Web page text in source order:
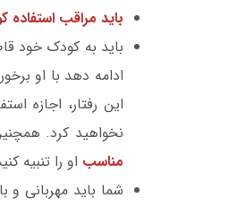
باید مراقب
باید به کودک خود
ادامه دهد با او
این رفتار، اجازه
نخواهید کرد.
مناسب او را تنبیه
شما باید مهربانی و